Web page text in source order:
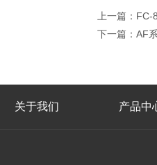
上一篇： FC-
下一篇： AF
关于我们 产品中